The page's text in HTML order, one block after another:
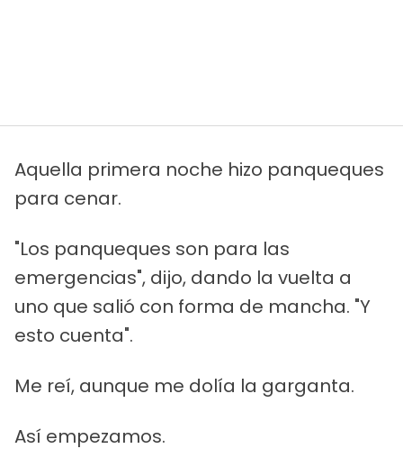
Aquella primera noche hizo panqueques
para cenar.
"Los panqueques son para las
emergencias", dijo, dando la vuelta a
uno que salió con forma de mancha. "Y
esto cuenta".
Me reí, aunque me dolía la garganta.
Así empezamos.